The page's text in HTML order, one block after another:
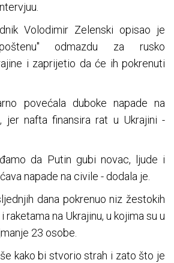
Volodimir Zelenski opisao je
odmazdu za rusko
i zaprijetio da će ih pokrenuti
povećala duboke napade na
jer nafta finansira rat u Ukrajini -
da Putin gubi novac, ljude i
napade na civile - dodala je.
dana pokrenuo niz žestokih
raketama na Ukrajinu, u kojima su u
23 osobe.
kako bi stvorio strah i zato što je